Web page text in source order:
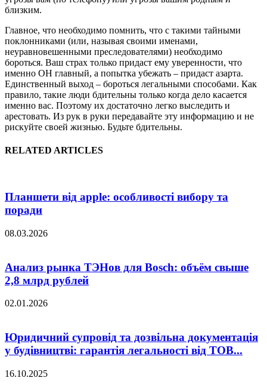
близким.
Главное, что необходимо помнить, что с такими тайными
поклонниками (или, называя своими именами,
неуравновешенными преследователями) необходимо
бороться. Ваш страх только придаст ему уверенности, что
именно ОН главный, а попытка убежать – придаст азарта.
Единственный выход – бороться легальными способами. Как
правило, такие люди бдительны только когда дело касается
именно вас. Поэтому их достаточно легко выследить и
арестовать. Из рук в руки передавайте эту информацию и не
рискуйте своей жизнью. Будьте бдительны.
RELATED ARTICLES
Планшети від apple: особливості вибору та
поради
08.03.2026
Анализ рынка ТЭНов для Bosch: объём свыше
2,8 млрд рублей
02.01.2026
Юридичний супровід та дозвільна документація
у будівництві: гарантія легальності від ТОВ...
16.10.2025